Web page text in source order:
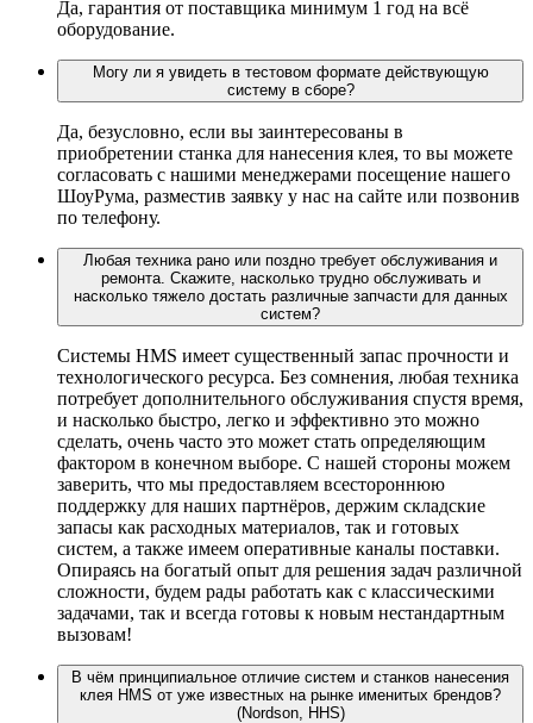
Да, гарантия от поставщика минимум 1 год на всё
оборудование.
Могу ли я увидеть в тестовом формате действующую
систему в сборе?
Да, безусловно, если вы заинтересованы в
приобретении станка для нанесения клея, то вы можете
согласовать с нашими менеджерами посещение нашего
ШоуРума, разместив заявку у нас на сайте или позвонив
по телефону.
Любая техника рано или поздно требует обслуживания и
ремонта. Скажите, насколько трудно обслуживать и
насколько тяжело достать различные запчасти для данных
систем?
Системы HMS имеет существенный запас прочности и
технологического ресурса. Без сомнения, любая техника
потребует дополнительного обслуживания спустя время,
и насколько быстро, легко и эффективно это можно
сделать, очень часто это может стать определяющим
фактором в конечном выборе. С нашей стороны можем
заверить, что мы предоставляем всестороннюю
поддержку для наших партнёров, держим складские
запасы как расходных материалов, так и готовых
систем, а также имеем оперативные каналы поставки.
Опираясь на богатый опыт для решения задач различной
сложности, будем рады работать как с классическими
задачами, так и всегда готовы к новым нестандартным
вызовам!
В чём принципиальное отличие систем и станков нанесения
клея HMS от уже известных на рынке именитых брендов?
(Nordson, HHS)